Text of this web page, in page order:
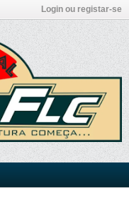
Login ou registar-se